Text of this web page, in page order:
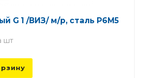
G 1 /ВИЗ/ м/р, сталь Р6М5